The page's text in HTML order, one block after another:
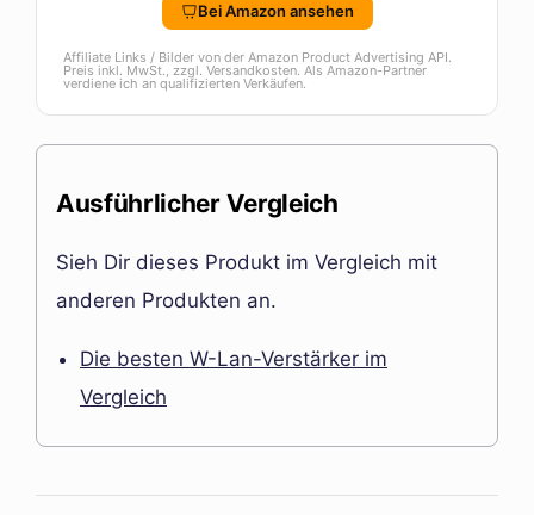
Bei Amazon ansehen
Affiliate Links / Bilder von der Amazon Product Advertising API.
Preis inkl. MwSt., zzgl. Versandkosten. Als Amazon-Partner
verdiene ich an qualifizierten Verkäufen.
Ausführlicher Vergleich
Sieh Dir dieses Produkt im Vergleich mit
anderen Produkten an.
Die besten W-Lan-Verstärker im
Vergleich